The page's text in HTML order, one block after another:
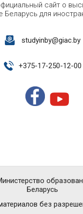
сайт о
Беларусь для
studyinby@giac.by
+375-17-250-12-00
без
Беларусь